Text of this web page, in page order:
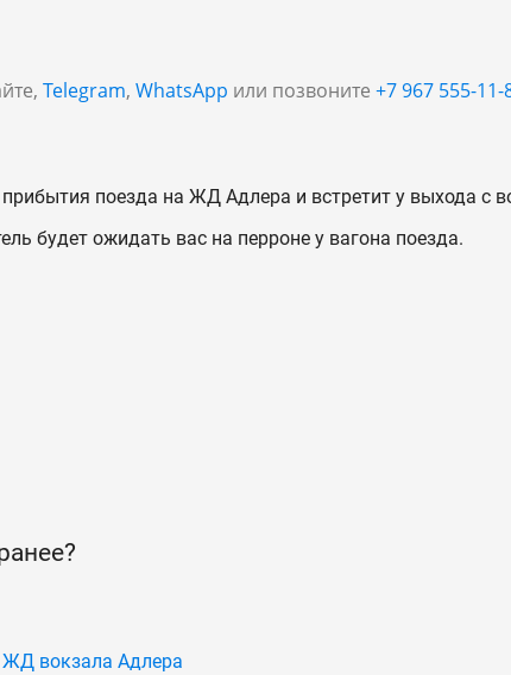
Telegram, WhatsApp или позвоните +7 967 555-11-
поезда на ЖД Адлера и встретит у выхода с
будет ожидать вас на перроне у вагона поезда.
ЖД вокзала Адлера